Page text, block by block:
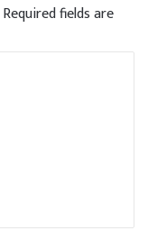
Required fields are